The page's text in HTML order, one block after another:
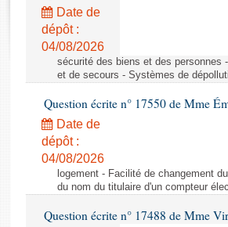
Rapports législatifs
Rapports sur l'application des lois
Baromètre de l’application des lois
Dossiers législatifs
Budget et sécurité sociale
Questions écrites et orales
Comptes rendus des débats
Date de
dépôt :
04/08/2026
sécurité des biens et des personnes
et de secours - Systèmes de
Question écrite n° 17550 de Mme
Date de
dépôt :
04/08/2026
logement - Facilité de changement
du nom du titulaire d'un compteur
Question écrite n° 17488 de Mme